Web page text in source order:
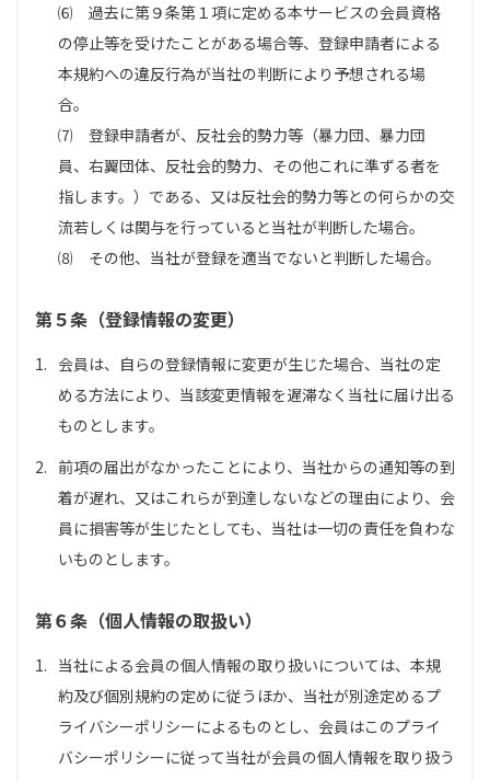
⑹ 過去に第９条第１項に定める本サービスの会員資格
の停止等を受けたことがある場合等、登録申請者による
本規約への違反行為が当社の判断により予想される場
合。
⑺ 登録申請者が、反社会的勢力等（暴力団、暴力団
員、右翼団体、反社会的勢力、その他これに準ずる者を
指します。）である、又は反社会的勢力等との何らかの交
流若しくは関与を行っていると当社が判断した場合。
⑻ その他、当社が登録を適当でないと判断した場合。
第５条（登録情報の変更）
1. 会員は、自らの登録情報に変更が生じた場合、当社の定
める方法により、当該変更情報を遅滞なく当社に届け出る
ものとします。
2. 前項の届出がなかったことにより、当社からの通知等の到
着が遅れ、又はこれらが到達しないなどの理由により、会
員に損害等が生じたとしても、当社は一切の責任を負わな
いものとします。
第６条（個人情報の取扱い）
1. 当社による会員の個人情報の取り扱いについては、本規
約及び個別規約の定めに従うほか、当社が別途定めるプ
ライバシーポリシーによるものとし、会員はこのプライ
バシーポリシーに従って当社が会員の個人情報を取り扱う